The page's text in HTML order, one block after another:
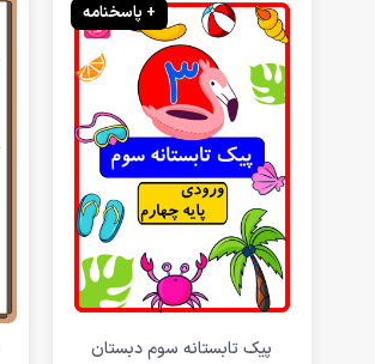
کاربرگ اعداد
کاربرگ تقارن ، قرینه
الگویابی پیش دبستانی
پکیج های پیش دبستانی
کتاب پیش دبستانی
فلش کارت آموزشی
دانلود رایگان کاربرگ پیش دبستانی
+ پاسخنامه
پیک تابستانه سوم دبستان